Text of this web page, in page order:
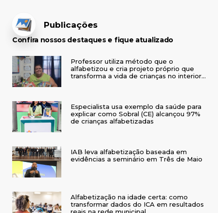
Publicações
Confira nossos destaques e fique atualizado
Professor utiliza método que o
alfabetizou e cria projeto próprio que
transforma a vida de crianças no interior
Especialista usa exemplo da saúde para
explicar como Sobral (CE) alcançou 97%
de crianças alfabetizadas
IAB leva alfabetização baseada em
evidências a seminário em Três de Maio
Alfabetização na idade certa: como
transformar dados do ICA em resultados